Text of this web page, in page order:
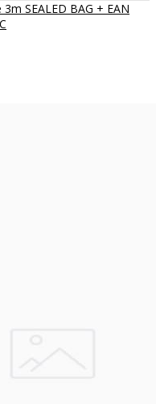
SEALED BAG + EAN